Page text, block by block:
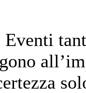
Eventi